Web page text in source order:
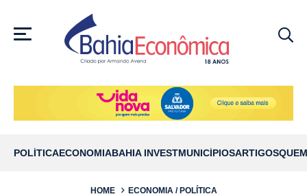
MENU
POLÍTICAECONOMIABAHIA INVESTMUNICÍPIOSARTIGOS
HOME ECONOMIA / POLÍTICA